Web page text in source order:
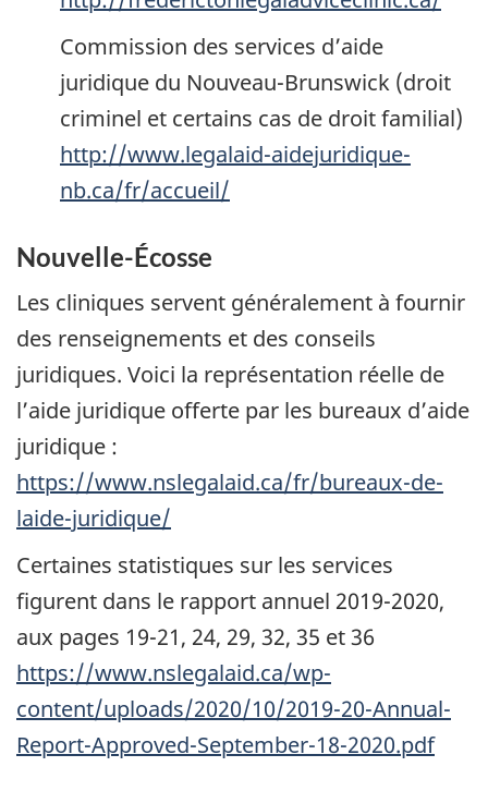
Commission des services d’aide
juridique du Nouveau-Brunswick (droit
criminel et certains cas de droit familial)
http://www.legalaid-aidejuridique-
nb.ca/fr/accueil/
Nouvelle-Écosse
Les cliniques servent généralement à fournir
des renseignements et des conseils
juridiques. Voici la représentation réelle de
l’aide juridique offerte par les bureaux d’aide
juridique :
https://www.nslegalaid.ca/fr/bureaux-de-
laide-juridique/
Certaines statistiques sur les services
figurent dans le rapport annuel 2019-2020,
aux pages 19-21, 24, 29, 32, 35 et 36
https://www.nslegalaid.ca/wp-
content/uploads/2020/10/2019-20-Annual-
Report-Approved-September-18-2020.pdf